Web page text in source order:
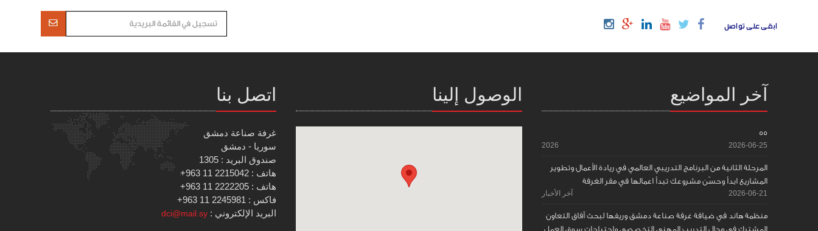
ابقى على تواصل
آخر المواضيع
55
2026-06-25
2026
المرحلة الثانية من البرنامج التدريبي العالمي في ريادة الأعمال وتطوير
المشاريع ابدأ وحسّن مشروعك تبدأ اعمالها في مقر الغرفة
2026-06-21 آخر الأخبار
منظمة هاند في ضيافة غرفة صناعة دمشق وريفها لبحث آفاق التعاون
المشترك في مجال التدريب المهني التخصصي واحتياجات سوق العمل
الوصول إلينا اتصل بنا
غرفة صناعة دمشق
سوريا - دمشق
صندوق البريد : 1305
هاتف : 2215042 11 963+
هاتف : 2222205 11 963+
فاكس : 2245981 11 963+
البريد الإلكتروني : dci@mail.sy